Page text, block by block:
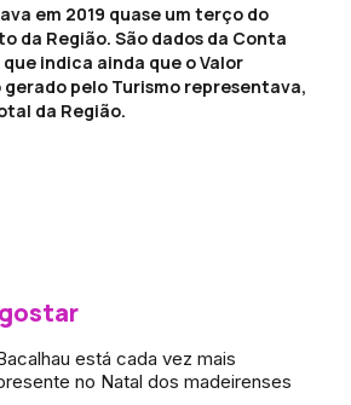
em 2019 quase um terço do
da Região. São dados da Conta
indica ainda que o Valor
pelo Turismo representava,
da Região.
está cada vez mais
no Natal dos madeirenses